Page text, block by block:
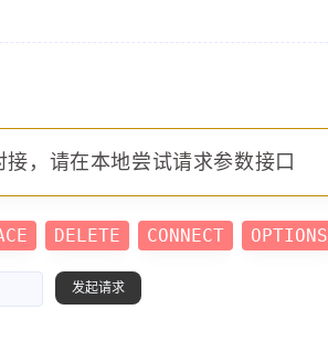
，请在本地尝试请求参数接口
DELETE CONNECT OPTIONS